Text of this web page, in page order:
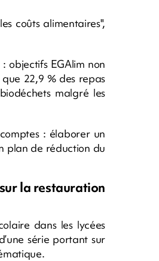
coûts alimentaires",
objectifs EGAlim non
22,9 % des repas
malgré les
: élaborer un
plan de réduction du
la restauration
dans les lycées
série portant sur